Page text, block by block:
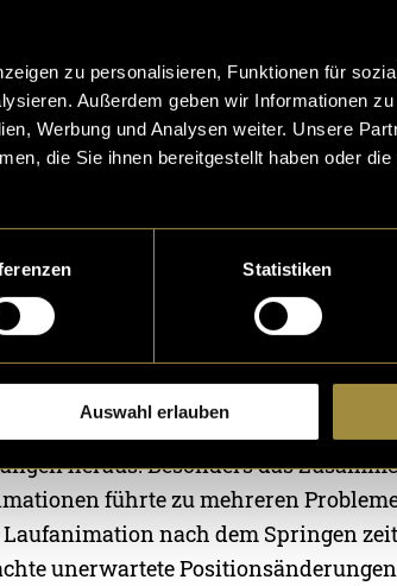
zu personalisieren, Funktionen für
Außerdem geben wir Informationen
Werbung und Analysen weiter. Unsere
die Sie ihnen bereitgestellt haben oder
Statistiken
Auswahl erlauben
in Unity stellte sich als eine der
heraus. Besonders das
führte zu mehreren
nach dem Springen
unerwartete